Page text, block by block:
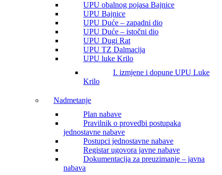
UPU obalnog pojasa Bajnice
UPU Bajnice
UPU Duće – zapadni dio
UPU Duće – istočni dio
UPU Dugi Rat
UPU TZ Dalmacija
UPU luke Krilo
I. izmjene i dopune UPU Luke
Krilo
Nadmetanje
Plan nabave
Pravilnik o provedbi postupaka
jednostavne nabave
Postupci jednostavne nabave
Registar ugovora javne nabave
Dokumentacija za preuzimanje – javna
nabava